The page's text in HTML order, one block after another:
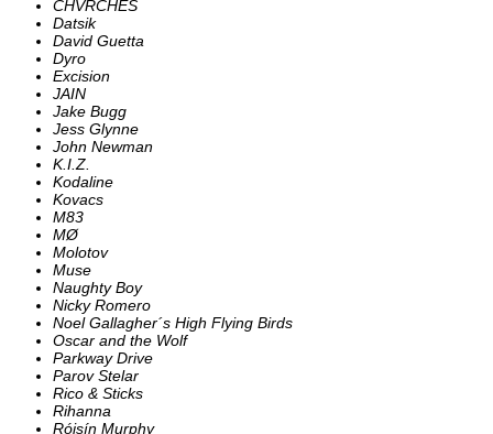
CHVRCHES
Datsik
David Guetta
Dyro
Excision
JAIN
Jake Bugg
Jess Glynne
John Newman
K.I.Z.
Kodaline
Kovacs
M83
MØ
Molotov
Muse
Naughty Boy
Nicky Romero
Noel Gallagher´s High Flying Birds
Oscar and the Wolf
Parkway Drive
Parov Stelar
Rico & Sticks
Rihanna
Róisín Murphy